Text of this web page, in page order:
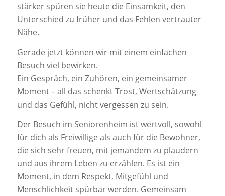
stärker spüren sie heute die Einsamkeit, den
Unterschied zu früher und das Fehlen vertrauter
Nähe.
Gerade jetzt können wir mit einem einfachen
Besuch viel bewirken.
Ein Gespräch, ein Zuhören, ein gemeinsamer
Moment – all das schenkt Trost, Wertschätzung
und das Gefühl, nicht vergessen zu sein.
Der Besuch im Seniorenheim ist wertvoll, sowohl
für dich als Freiwillige als auch für die Bewohner,
die sich sehr freuen, mit jemandem zu plaudern
und aus ihrem Leben zu erzählen. Es ist ein
Moment, in dem Respekt, Mitgefühl und
Menschlichkeit spürbar werden. Gemeinsam